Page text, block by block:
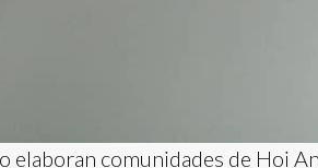
elaboran comunidades de Hoi